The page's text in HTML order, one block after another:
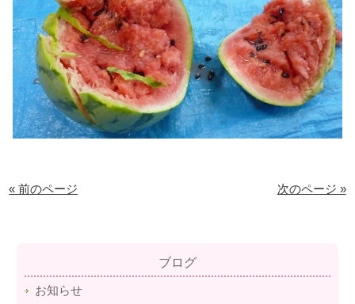
« 前のページ 次のページ »
ブログ
お知らせ